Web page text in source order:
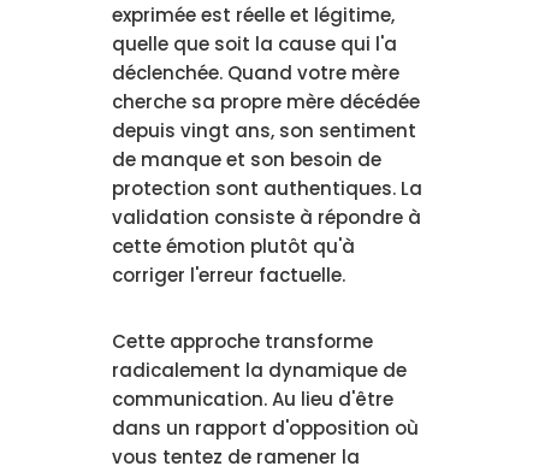
exprimée est réelle et légitime,
quelle que soit la cause qui l'a
déclenchée. Quand votre mère
cherche sa propre mère décédée
depuis vingt ans, son sentiment
de manque et son besoin de
protection sont authentiques. La
validation consiste à répondre à
cette émotion plutôt qu'à
corriger l'erreur factuelle.
Cette approche transforme
radicalement la dynamique de
communication. Au lieu d'être
dans un rapport d'opposition où
vous tentez de ramener la